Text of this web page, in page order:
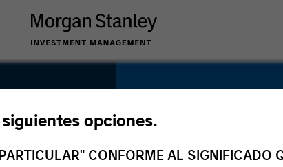
opciones.
CONFORME AL SIGNIFICADO
Business Services